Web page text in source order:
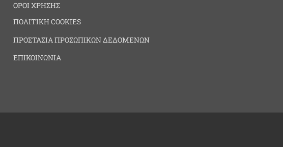
ΟΡΟΙ ΧΡΗΣΗΣ
ΠΟΛΙΤΙΚΗ COOKIES
ΠΡΟΣΤΑΣΙΑ ΠΡΟΣΩΠΙΚΩΝ ΔΕΔΟΜΕΝΩΝ
ΕΠΙΚΟΙΝΩΝΙΑ